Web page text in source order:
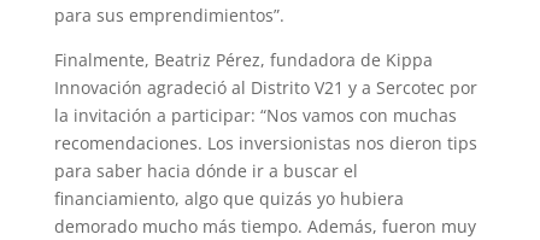
para sus emprendimientos”.
Finalmente, Beatriz Pérez, fundadora de Kippa
Innovación agradeció al Distrito V21 y a Sercotec por
la invitación a participar: “Nos vamos con muchas
recomendaciones. Los inversionistas nos dieron tips
para saber hacia dónde ir a buscar el
financiamiento, algo que quizás yo hubiera
demorado mucho más tiempo. Además, fueron muy